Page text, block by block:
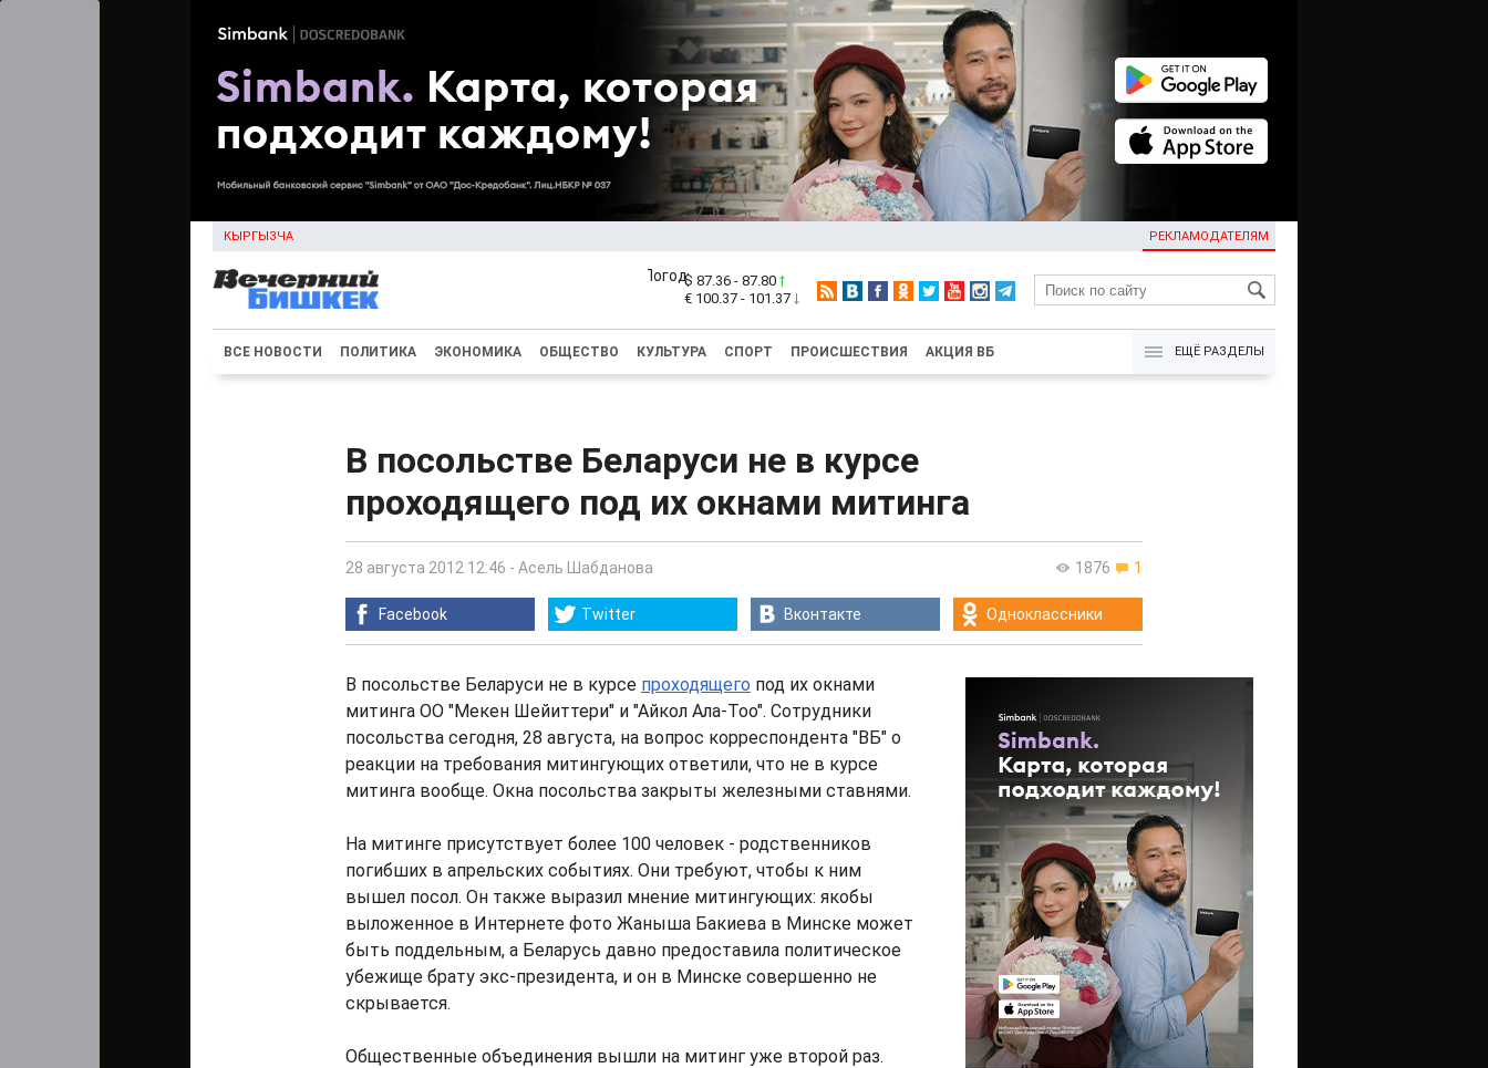
КЫРГЫЗЧА РЕКЛАМОДАТЕЛЯМ
KG
$ 87.36 - 87.80
€ 100.37 - 101.37
ВСЕ НОВОСТИ ПОЛИТИКА ЭКОНОМИКА ОБЩЕСТВО КУЛЬТУРА СПОРТ ПРОИСШЕСТВИЯ АКЦИЯ ВБ ЕЩЁ РАЗДЕЛЫ
В посольстве Беларуси не в курсе
проходящего под их окнами митинга
1876 1
28 августа 2012 12:46 - Асель Шабданова
Facebook Twitter Вконтакте Одноклассники
В посольстве Беларуси не в курсе проходящего под их окнами
митинга ОО "Мекен Шейиттери" и "Айкол Ала-Тоо". Сотрудники
посольства сегодня, 28 августа, на вопрос корреспондента "ВБ" о
реакции на требования митингующих ответили, что не в курсе
митинга вообще. Окна посольства закрыты железными ставнями.
На митинге присутствует более 100 человек - родственников
погибших в апрельских событиях. Они требуют, чтобы к ним
вышел посол. Он также выразил мнение митингующих: якобы
выложенное в Интернете фото Жаныша Бакиева в Минске может
быть поддельным, а Беларусь давно предоставила политическое
убежище брату экс-президента, и он в Минске совершенно не
скрывается.
Общественные объединения вышли на митинг уже второй раз.